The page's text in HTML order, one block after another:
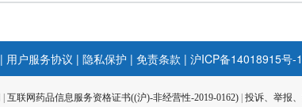
| 用户服务协议 | 隐私保护 | 免责条款 | 沪ICP备14018915号-1
互联网药品信息服务资格证书((沪)-非经营性-2019-0162) 投诉、举报、